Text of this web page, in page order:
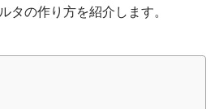
タの作り方を紹介します。